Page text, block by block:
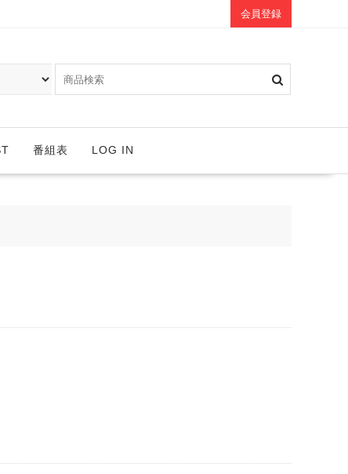
会員登録
番組表 LOG IN